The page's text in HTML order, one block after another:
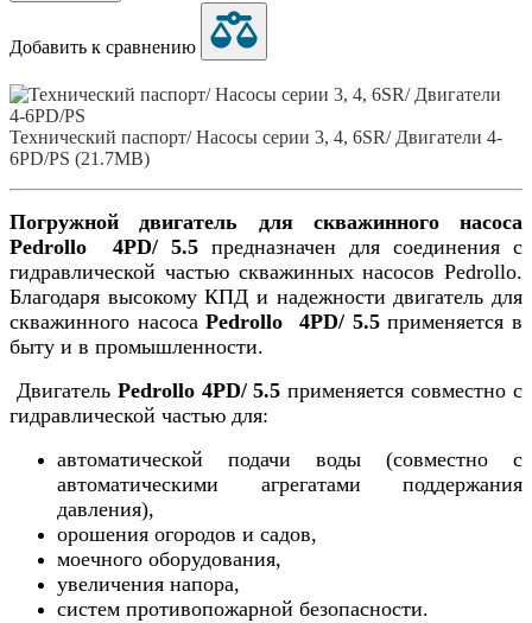
Добавить к сравнению
Технический паспорт/ Насосы серии 3, 4, 6SR/ Двигатели 4-
6PD/PS (21.7MB)
Погружной двигатель для скважинного насоса
Pedrollo 4PD/ 5.5 предназначен для соединения с
гидравлической частью скважинных насосов Pedrollo.
Благодаря высокому КПД и надежности двигатель для
скважинного насосаPedrollo 4PD/ 5.5применяется в
быту и в промышленности.
Двигатель Pedrollo 4PD/ 5.5 применяется совместно с
гидравлической частью для:
автоматической подачи воды (совместно с
автоматическими агрегатами поддержания
давления),
орошения огородов и садов,
моечного оборудования,
увеличения напора,
систем противопожарной безопасности.